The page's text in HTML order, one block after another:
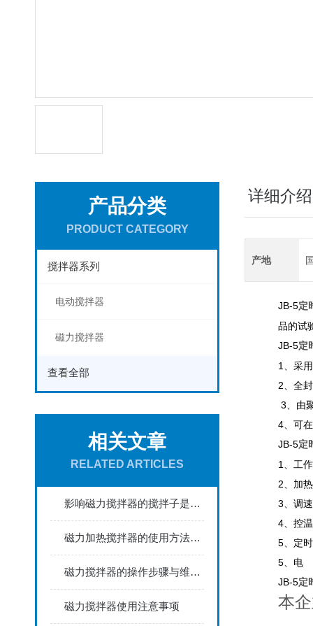
产品分类
PRODUCT CATEGORY
搅拌器系列
电动搅拌器
磁力搅拌器
查看全部
相关文章
RELATED ARTICLES
影响磁力搅拌器的搅拌子是有哪些因素造成的？
磁力加热搅拌器的使用方法与注意事项
磁力搅拌器的操作步骤与维护方法分别有哪些
磁力搅拌器使用注意事项
详细介绍
产地
JB-5定
品的试
JB-5定
1、采
2、全
3、由
4、可
JB-5定
1、工
2、加
3、调
4、控
5、定
5、电
JB-5定
本